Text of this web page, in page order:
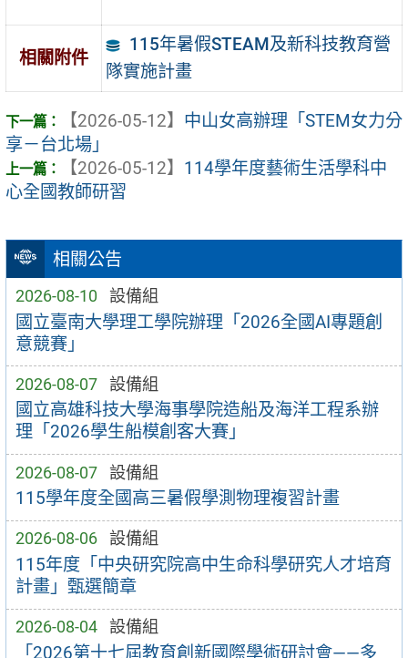
相關公告
2026-08-10 設備組
國立臺南大學理工學院辦理「2026全國AI專題創
意競賽」
2026-08-07 設備組
國立高雄科技大學海事學院造船及海洋工程系辦
理「2026學生船模創客大賽」
2026-08-07 設備組
115學年度全國高三暑假學測物理複習計畫
2026-08-06 設備組
115年度「中央研究院高中生命科學研究人才培育
計畫」甄選簡章
2026-08-04 設備組
「2026第十七屆教育創新國際學術研討會——多
相關附件
115年暑假STEAM及新科技教育營
隊實施計畫
【2026-05-12】 中山女高辦理「STEM女力分
享－台北場」
【2026-05-12】 114學年度藝術生活學科中
心全國教師研習